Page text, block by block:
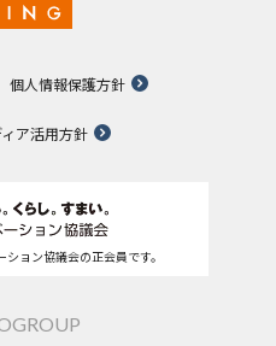
個人情報保護方針
ア活用方針
ション協議会の正会員です。